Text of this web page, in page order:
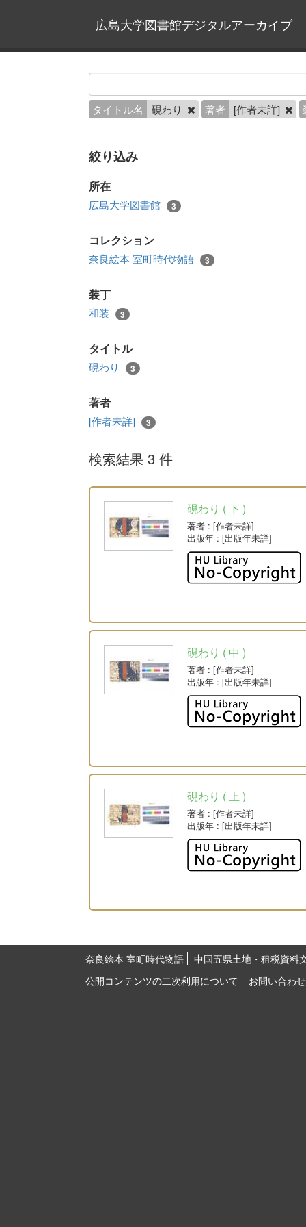
広島大学図書館デジタルアーカイブ
タイトル名 硯わり 著者 [作者未詳]
絞り込み
所在
広島大学図書館 3
コレクション
奈良絵本 室町時代物語 3
装丁
和装 3
タイトル
硯わり 3
著者
[作者未詳] 3
検索結果 3 件
硯わり ( 下 )
著者 : [作者未詳]
出版年 : [出版年未詳]
硯わり ( 中 )
著者 : [作者未詳]
出版年 : [出版年未詳]
硯わり ( 上 )
著者 : [作者未詳]
出版年 : [出版年未詳]
奈良絵本 室町時代物語
中国五県土地・租税資料
公開コンテンツの二次利用について
お問い合わせ